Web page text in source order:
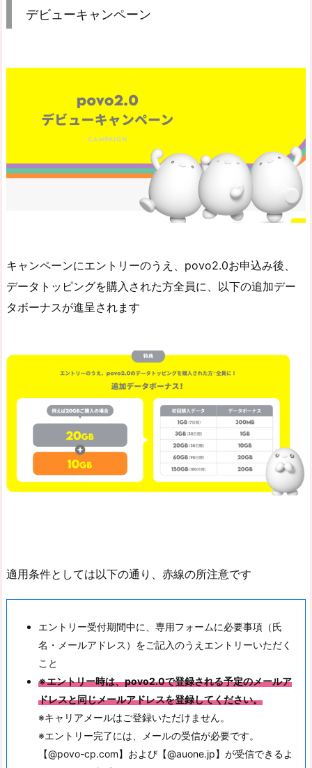
デビューキャンペーン
キャンペーンにエントリーのうえ、povo2.0お申込み後、
データトッピングを購入された方全員に、以下の追加デー
タボーナスが進呈されます
適用条件としては以下の通り、赤線の所注意です
エントリー受付期間中に、専用フォームに必要事項（氏
名・メールアドレス）をご記入のうえエントリーいただく
こと
※エントリー時は、povo2.0で登録される予定のメールア
ドレスと同じメールアドレスを登録してください。
※キャリアメールはご登録いただけません。
※エントリー完了には、メールの受信が必要です。
【@povo-cp.com】および【@auone.jp】が受信できるよ